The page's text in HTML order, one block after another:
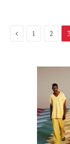
Previous
1 2 3